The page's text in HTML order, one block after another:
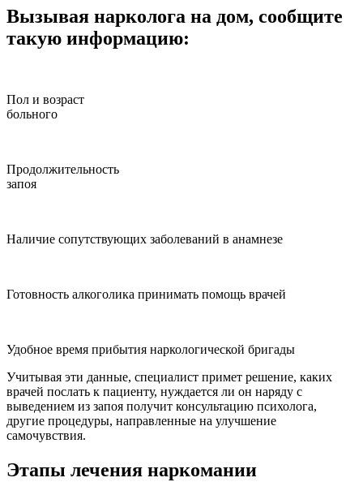
Вызывая нарколога на дом, сообщите
такую информацию:
Пол и возраст
больного
Продолжительность
запоя
Наличие сопутствующих заболеваний в анамнезе
Готовность алкоголика принимать помощь врачей
Удобное время прибытия наркологической бригады
Учитывая эти данные, специалист примет решение, каких
врачей послать к пациенту, нуждается ли он наряду с
выведением из запоя получит консультацию психолога,
другие процедуры, направленные на улучшение
самочувствия.
Этапы лечения наркомании